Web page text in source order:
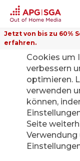
Jetzt von bis zu 60%
erfahren.
Zurück
Die
Auf dieser
Cookies um
verbessern
optimieren.
verwenden
können,
Seite
Verwendung